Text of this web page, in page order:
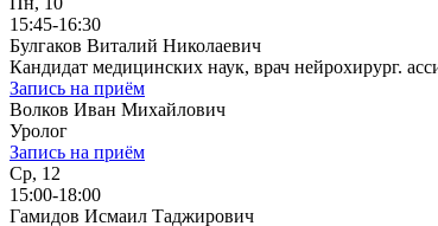
15:45-16:30
Булгаков Виталий Николаевич
Кандидат медицинских наук, врач нейрохирург.
Запись на приём
Волков Иван Михайлович
Уролог
Запись на приём
Ср, 12
15:00-18:00
Гамидов Исмаил Таджирович